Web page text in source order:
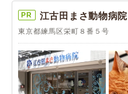
PR 江古田まさ動物病院
東京都練馬区栄町８番５号